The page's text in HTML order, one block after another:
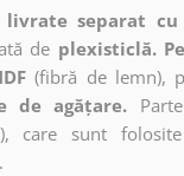
livrate separat
de plexisticlă.
(fibră de lemn),
de agățare.
care sunt